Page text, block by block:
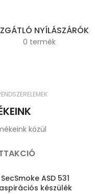
NYÍLÁSZÁRÓK
0 termék
közül
AKCIÓ
SecSmoke ASD 531
aspirációs készülék